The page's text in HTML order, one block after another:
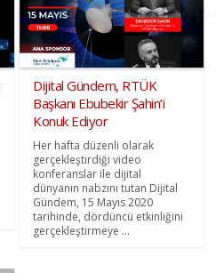
Dijital Gündem, RTÜK
Başkanı Ebubekir Şahin’i
Konuk Ediyor
Her hafta düzenli olarak
gerçekleştirdiği video
konferanslar ile dijital
dünyanın nabzını tutan Dijital
Gündem, 15 Mayıs 2020
tarihinde, dördüncü etkinliğini
gerçekleştirmeye ...